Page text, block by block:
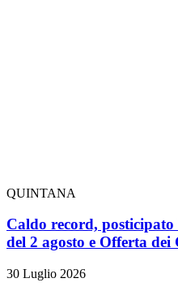
QUINTANA
Caldo record,
del 2 agosto e Offerta
30 Luglio 2026